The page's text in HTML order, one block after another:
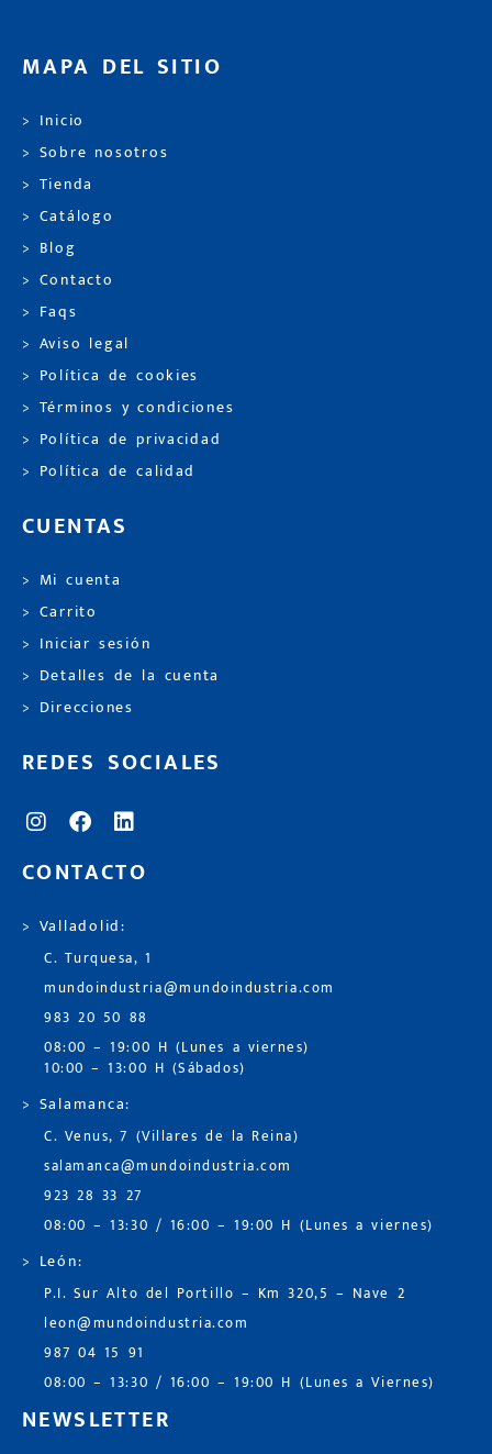
MAPA DEL SITIO
> Inicio
> Sobre nosotros
> Tienda
> Catálogo
> Blog
> Contacto
> Faqs
> Aviso legal
> Política de cookies
> Términos y condiciones
> Política de privacidad
> Política de calidad
CUENTAS
> Mi cuenta
> Carrito
> Iniciar sesión
> Detalles de la cuenta
> Direcciones
REDES SOCIALES
CONTACTO
> Valladolid:
C. Turquesa, 1
mundoindustria@mundoindustria.com
983 20 50 88
08:00 – 19:00 H (Lunes a viernes)
10:00 – 13:00 H (Sábados)
> Salamanca:
C. Venus, 7 (Villares de la Reina)
salamanca@mundoindustria.com
923 28 33 27
08:00 – 13:30 / 16:00 – 19:00 H (Lunes a viernes)
> León:
P.I. Sur Alto del Portillo – Km 320,5 – Nave 2
leon@mundoindustria.com
987 04 15 91
08:00 – 13:30 / 16:00 – 19:00 H (Lunes a Viernes)
NEWSLETTER